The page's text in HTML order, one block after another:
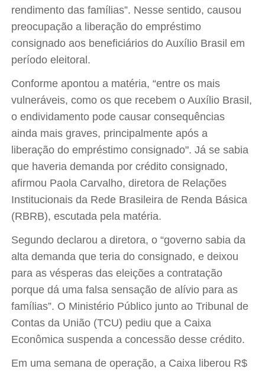
rendimento das famílias”. Nesse sentido, causou
preocupação a liberação do empréstimo
consignado aos beneficiários do Auxílio Brasil em
período eleitoral.
Conforme apontou a matéria, “entre os mais
vulneráveis, como os que recebem o Auxílio Brasil,
o endividamento pode causar consequências
ainda mais graves, principalmente após a
liberação do empréstimo consignado". Já se sabia
que haveria demanda por crédito consignado,
afirmou Paola Carvalho, diretora de Relações
Institucionais da Rede Brasileira de Renda Básica
(RBRB), escutada pela matéria.
Segundo declarou a diretora, o “governo sabia da
alta demanda que teria do consignado, e deixou
para as vésperas das eleições a contratação
porque dá uma falsa sensação de alívio para as
famílias”. O Ministério Público junto ao Tribunal de
Contas da União (TCU) pediu que a Caixa
Econômica suspenda a concessão desse crédito.
Em uma semana de operação, a Caixa liberou R$